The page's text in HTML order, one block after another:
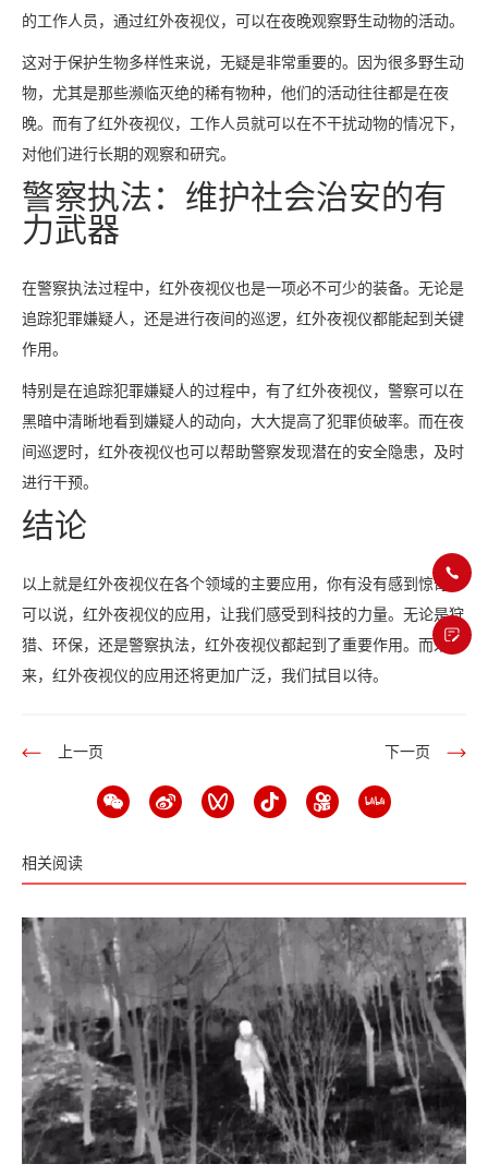
的工作人员，通过红外夜视仪，可以在夜晚观察野生动物的活动。
这对于保护生物多样性来说，无疑是非常重要的。因为很多野生动
物，尤其是那些濒临灭绝的稀有物种，他们的活动往往都是在夜
晚。而有了红外夜视仪，工作人员就可以在不干扰动物的情况下，
对他们进行长期的观察和研究。
警察执法：维护社会治安的有
力武器
在警察执法过程中，红外夜视仪也是一项必不可少的装备。无论是
追踪犯罪嫌疑人，还是进行夜间的巡逻，红外夜视仪都能起到关键
作用。
特别是在追踪犯罪嫌疑人的过程中，有了红外夜视仪，警察可以在
黑暗中清晰地看到嫌疑人的动向，大大提高了犯罪侦破率。而在夜
间巡逻时，红外夜视仪也可以帮助警察发现潜在的安全隐患，及时
进行干预。
结论
以上就是红外夜视仪在各个领域的主要应用，你有没有感到惊奇？
可以说，红外夜视仪的应用，让我们感受到科技的力量。无论是狩
猎、环保，还是警察执法，红外夜视仪都起到了重要作用。而未
来，红外夜视仪的应用还将更加广泛，我们拭目以待。
上一页 下一页
相关阅读